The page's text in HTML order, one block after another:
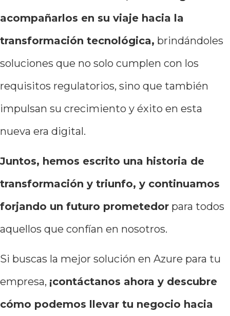
acompañarlos en su viaje hacia la
transformación tecnológica, brindándoles
soluciones que no solo cumplen con los
requisitos regulatorios, sino que también
impulsan su crecimiento y éxito en esta
nueva era digital.
Juntos, hemos escrito una historia de
transformación y triunfo, y continuamos
forjando un futuro prometedor para todos
aquellos que confían en nosotros.
Si buscas la mejor solución en Azure para tu
empresa, ¡contáctanos ahora y descubre
cómo podemos llevar tu negocio hacia